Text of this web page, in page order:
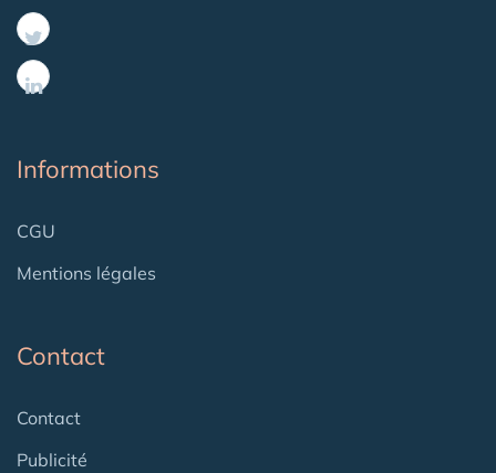
Informations
CGU
Mentions légales
Contact
Contact
Publicité